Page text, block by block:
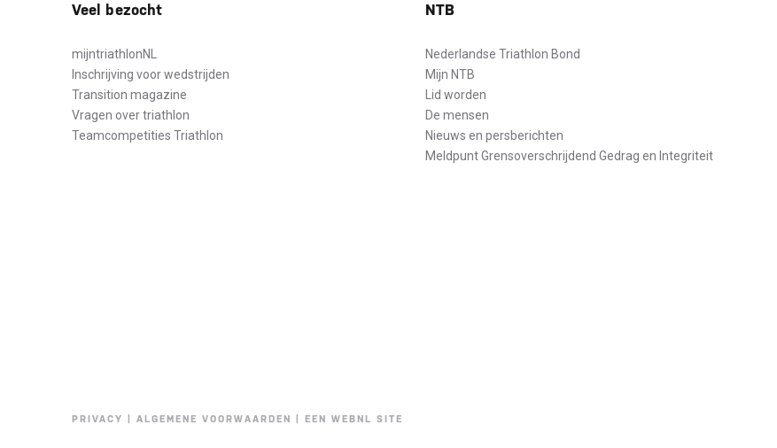
Veel bezocht
mijntriathlonNL
Inschrijving voor wedstrijden
Transition magazine
Vragen over triathlon
Teamcompetities Triathlon
NTB
Nederlandse Triathlon Bond
Mijn NTB
Lid worden
De mensen
Nieuws en persberichten
Meldpunt Grensoverschrijdend Gedrag en Integriteit
PRIVACY ALGEMENE VOORWAARDEN EEN WEBNL SITE